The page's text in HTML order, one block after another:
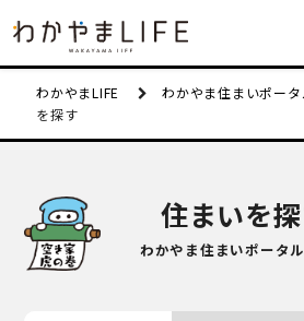
イベント
移住支援
しごと
わかやまLIFE わかやま住まいポータ
を探す
住まいを
わかやま住まいポータ